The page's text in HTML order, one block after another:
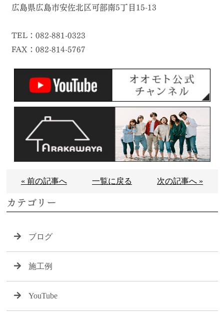
広島県広島市安佐北区可部南5丁目15-13
TEL：082-881-0323
FAX：082-814-5767
« 前の記事へ 一覧に戻る 次の記事へ »
カテゴリー
ブログ
施工例
YouTube